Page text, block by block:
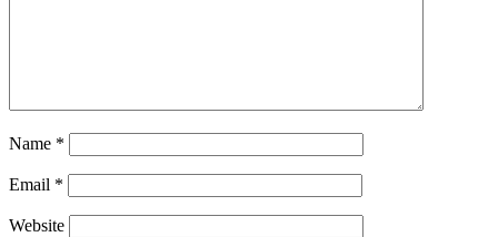
Name *
Email *
Website